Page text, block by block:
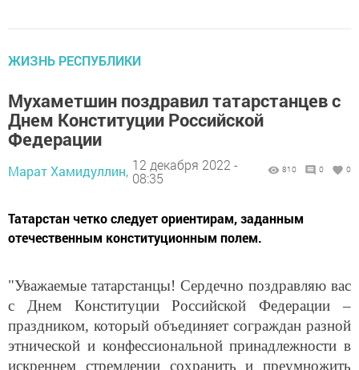
ЖИЗНЬ РЕСПУБЛИКИ
Мухаметшин поздравил татарстанцев с
Днем Конституции Российской
Федерации
Марат Хамидуллин, 12 декабря 2022 -
08:35
810 0 0
Татарстан четко следует ориентирам, заданным
отечественным конституционным полем.
"Уважаемые татарстанцы! Сердечно поздравляю вас
с Днем Конституции Российской Федерации –
праздником, который объединяет сограждан разной
этнической и конфессиональной принадлежности в
искреннем стремлении сохранить и преумножить